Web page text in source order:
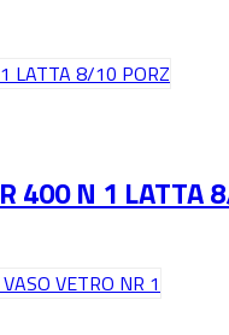
400 N 1 LATTA